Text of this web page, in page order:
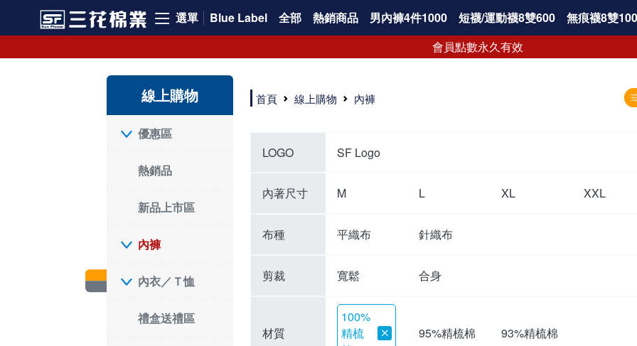
選單 Blue Label 全部 熱銷商品 男內褲4件1000 短襪/運動襪8雙600 無痕襪8雙
會員點數永久有效
線上購物
優惠區
熱銷品
新品上市區
內褲
內衣／Ｔ恤
禮盒送禮區
選擇內褲、平口褲、純棉內褲首重品質。舒適、透氣的內褲、平口褲、純棉內褲能影響健康，須謹慎挑選。三花內褲透氣不悶，值得信賴！
三花內褲、平口褲、純棉內褲50年來持續升級，符合人體工學設計，柔軟無勒痕的鬆緊帶。三花內褲是肌膚好友，口碑熱銷！
選擇內褲首重品質。三花內褲50年來不斷升級，證明其卓越品質。符合人體工學剪裁，柔軟無痕鬆緊帶，是必買首選。兼具品質與外型，與肌膚零感接觸，穿著舒適，看來有質感。三花內褲設計獨特，質料優良，專業剪裁，呵護肌膚。新鮮高品質棉材製成，多款選擇，耐洗耐穿，三花內褲絕對首選。
"內褲購買及使用經驗網友來信分享 近年來，我經常在大型連鎖賣場如佳瑪、美華泰等地看到三花內褲的展示。最近一兩年，甚至百貨公司及街頭店鋪都開始大量出現三花專櫃或專賣店。我猜測，這應該是三花在營運策略上的調整，才使得這些改變成為現實。 本來，三花內褲一直是消費者選購內褲時的熱門選項之一。內褲櫃點的增多使我更加注意到這個品牌，因此我在選購內褲時，特意多研究了一下三花內褲的設計。 先從內褲外層包裝談起，有些內褲有PP袋包裝，有些則沒有。雖然這是一件小事，但我發現朋友們中有人會介意內褲包裝沒有PP袋。他們認為沒有PP袋會使包裝不夠精美。對我來說，有PP袋確實能提升包裝的精緻度，但內褲不裝PP袋其實也算是環保。所以，這就看每個人對內褲包裝的需求和感受了。 每次購買內褲時，我都會特別帶一件五片式剪裁的內褲。三花的平口內褲被稱為全國第一件五片式剪裁內褲，這話應該不是隨便說說的，畢竟三花是一個擁有超過50年歷史的老品牌，專注於研發和改良內褲。當初，我覺得這種設計有些花俏，只是圖個新鮮買來試試，結果發現內褲多一片真的有其優勢，尤其是減少了內褲卡屁的次數。雖然這個狀況不可能完全消失，但大大增加了穿著的舒適度。 三花內褲的價格也在我能接受的範圍內，因此它逐漸成為我的心頭好。此外，內褲選購時的另一個重要因素是鬆緊帶。看內褲是否舊了，第一眼通常看鬆緊帶。故意或不小心露出內褲褲頭的時候，印象分數也是由鬆緊帶決定的。 很多內褲品牌強調鬆緊帶的造型及花樣，這類內褲非常適合一些特殊場合，如單身聯誼或約會時穿著，能夠加分不少。日常使用的內褲則建議選擇鬆緊帶不易鬆垮的，花樣其次。三花特別強調內褲鬆緊帶的耐洗度，而其他品牌鮮少提及這一點。 分場合選擇內褲是我的習慣。特殊場合內褲要講究一點，但平日則需要選擇鬆緊帶有保障的內褲。畢竟，內褲是每天陪伴我們超過12個小時的衣物，找到適合自己且耐洗耐穿高CP值的內褲才是最明智的選擇。 內褲畢竟是消耗品，定期更換非常重要。如果內褲沾染到髒污或處於潮濕的環境，就不應該撐太久。這是因為內褲長期接觸身體的重要部位，所以選擇和保養都要謹慎。 以上是我個人的內褲使用分享，並非業配，不代表任何人的立場。內褲還是要以自身體驗最為準確。希望大家都能找到適合自己的內褲，並多多支持台灣品牌。"
首頁 線上購物 內褲
LOGO SF Logo
內著尺寸 M L XL XXL
布種 平織布 針織布
剪裁 寬鬆 合身
材質
100%
精梳
95%精梳棉 93%精梳棉